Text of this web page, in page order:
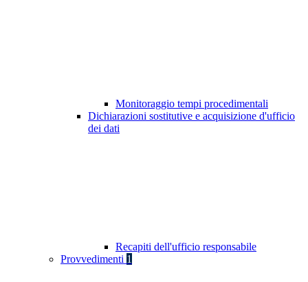
Monitoraggio tempi procedimentali
Dichiarazioni sostitutive e acquisizione d'ufficio
dei dati
Recapiti dell'ufficio responsabile
Provvedimenti 1